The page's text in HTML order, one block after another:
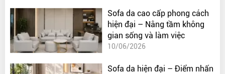
Sofa da cao cấp phong cách
hiện đại – Nâng tầm không
gian sống và làm việc
10/06/2026
Sofa da hiện đại – Điểm nhấn